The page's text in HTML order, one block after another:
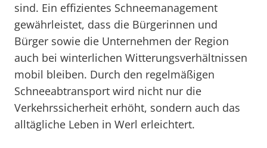
sind. Ein effizientes Schneemanagement
gewährleistet, dass die Bürgerinnen und
Bürger sowie die Unternehmen der Region
auch bei winterlichen Witterungsverhältnissen
mobil bleiben. Durch den regelmäßigen
Schneeabtransport wird nicht nur die
Verkehrssicherheit erhöht, sondern auch das
alltägliche Leben in Werl erleichtert.